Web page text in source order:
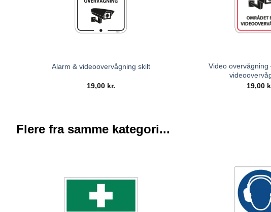
Alarm & videoovervågning skilt
19,00 kr.
Video overvågning
19,00
Flere fra samme kategori...